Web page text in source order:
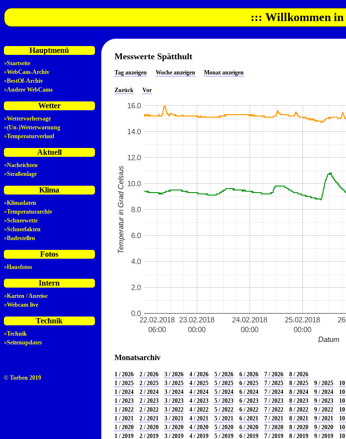
::: Willkommen
Hauptmenü
»Startseite
»WebCam-Archiv
»BestOf-Archiv
»Andere WebCams
Wetter
»Wettervorhersage
»(Un-)Wetterwarnung
»Temperaturverlauf
Aktuell
»Nachrichten
»Straßenlage
Klima
»Klimadaten
»Temperaturarchiv
»Schneewette
»Schneefakten
»Badestellen
Fotos
»Hausfotos
Intern
»Karten / Anreise
»Webcam live
Technik
»Technik
»Seitenupdates
© Torben 2019
Messwerte Spätthult
Tag anzeigen Woche anzeigen Monat anzeigen
Zurück Vor
23.02.2018
00:00
24.02.2018
00:00
25.02.2018
00:00
22.02.2018
06:00
0.0
2.0
4.0
6.0
8.0
10.0
12.0
14.0
16.0
Datum
Temperatur in Grad Celsius
Monatsarchiv
1 / 2026 2 / 2026 3 / 2026 4 / 2026 5 / 2026 6 / 2026 7 / 2026
8 / 2026
1 / 2025
2 / 2025 3 / 2025 4 / 2025 5 / 2025 6 / 2025 7 / 2025 8 / 2025 9 / 2025
1 / 2024
2 / 2024 3 / 2024 4 / 2024 5 / 2024 6 / 2024 7 / 2024 8 / 2024 9 / 2024
1 / 2023
2 / 2023 3 / 2023 4 / 2023 5 / 2023 6 / 2023 7 / 2023 8 / 2023 9 / 2023
1 / 2022
2 / 2022 3 / 2022 4 / 2022 5 / 2022 6 / 2022 7 / 2022 8 / 2022 9 / 2022
1 / 2021
2 / 2021 3 / 2021 4 / 2021 5 / 2021 6 / 2021 7 / 2021 8 / 2021 9 / 2021
1 / 2020
2 / 2020 3 / 2020 4 / 2020 5 / 2020 6 / 2020 7 / 2020 8 / 2020 9 / 2020
1 / 2019
2 / 2019 3 / 2019 4 / 2019 5 / 2019 6 / 2019 7 / 2019 8 / 2019 9 / 2019